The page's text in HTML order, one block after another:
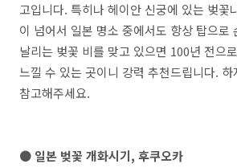
고입니다. 특히나 헤이안 신궁에 있는 벚꽃
이 넘어서 일본 명소 중에서도 항상 탑으로
날리는 벚꽃 비를 맞고 있으면 100년 전으
느낄 수 있는 곳이니 강력 추천드립니다.
참고해주세요.
● 일본 벚꽃 개화시기, 후쿠오카